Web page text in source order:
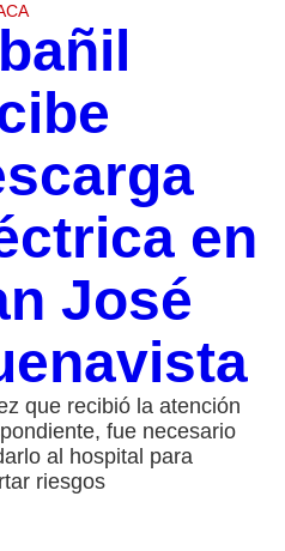
en
José
que recibió la atención
fue necesario
al hospital para
riesgos